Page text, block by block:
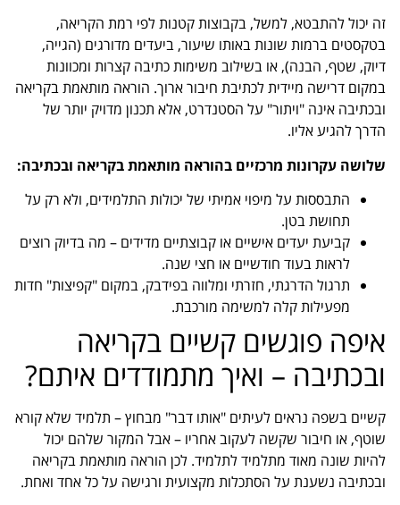
זה יכול להתבטא, למשל, בקבוצות קטנות לפי רמת הקריאה,
בטקסטים ברמות שונות באותו שיעור, ביעדים מדורגים (הגייה,
דיוק, שטף, הבנה), או בשילוב משימות כתיבה קצרות ומכוונות
במקום דרישה מיידית לכתיבת חיבור ארוך. הוראה מותאמת בקריאה
ובכתיבה אינה "ויתור" על הסטנדרט, אלא תכנון מדויק יותר של
הדרך להגיע אליו.
שלושה עקרונות מרכזיים בהוראה מותאמת בקריאה ובכתיבה:
התבססות על מיפוי אמיתי של יכולות התלמידים, ולא רק על
תחושת בטן.
קביעת יעדים אישיים או קבוצתיים מדידים – מה בדיוק רוצים
לראות בעוד חודשיים או חצי שנה.
תרגול הדרגתי, חזרתי ומלווה בפידבק, במקום "קפיצות" חדות
מפעילות קלה למשימה מורכבת.
איפה פוגשים קשיים בקריאה
ובכתיבה – ואיך מתמודדים איתם?
קשיים בשפה נראים לעיתים "אותו דבר" מבחוץ – תלמיד שלא קורא
שוטף, או חיבור שקשה לעקוב אחריו – אבל המקור שלהם יכול
להיות שונה מאוד מתלמיד לתלמיד. לכן הוראה מותאמת בקריאה
ובכתיבה נשענת על הסתכלות מקצועית ורגישה על כל אחד ואחת.